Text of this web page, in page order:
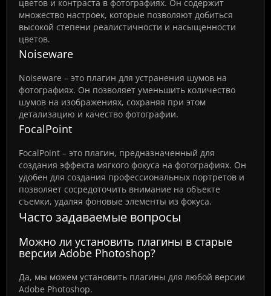
цветов и контраста в фотографиях. Он содержит
множество настроек, которые позволяют добиться
высокой степени реалистичности и насыщенности
цветов.
Noiseware
Noiseware – это плагин для устранения шумов на
фотографиях. Он позволяет уменьшить количество
шумов на изображениях, сохраняя при этом
детализацию и качество фотографии.
FocalPoint
FocalPoint – это плагин, предназначенный для
создания эффекта мягкого фокуса на фотографиях. Он
удобен для создания профессиональных портретов и
позволяет сосредоточить внимание на объекте
съемки, удаляя фоновые элементы из фокуса.
Часто задаваемые вопросы
Можно ли установить плагины в старые
версии Adobe Photoshop?
Да, мы можем установить плагины для любой версии
Adobe Photoshop.